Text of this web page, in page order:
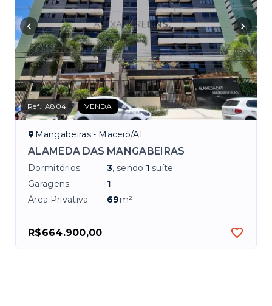
Ref.:A804 VENDA
Mangabeiras - Maceió/AL
ALAMEDA DAS MANGABEIRAS
Dormitórios 3, sendo 1 suíte
Garagens
1
Área Privativa
69m²
R$664.900,00